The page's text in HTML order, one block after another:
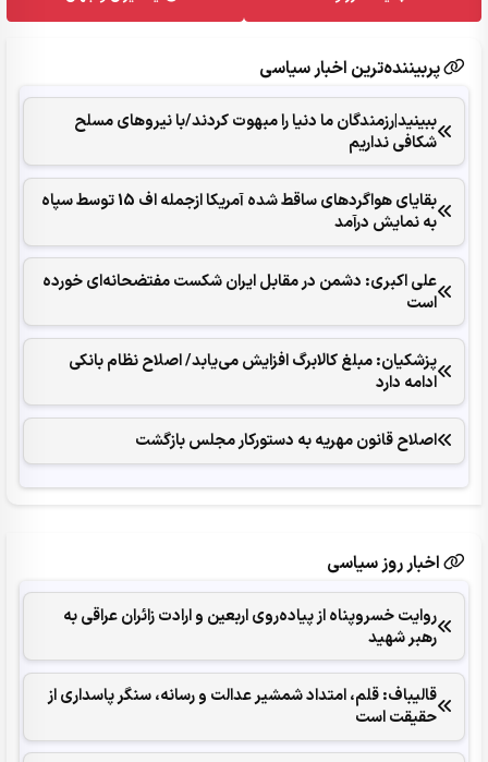
پربیننده‌ترین اخبار سیاسی
ببینید|رزمندگان ما دنیا را مبهوت کردند/با نیروهای مسلح
شکافی نداریم
بقایای هواگردهای ساقط شده آمریکا ازجمله اف 15 توسط سپاه
به نمایش درآمد
علی اکبری: دشمن در مقابل ایران شکست مفتضحانه‌ای خورده
است
پزشکیان: مبلغ کالابرگ افزایش می‌یابد/ اصلاح نظام بانکی
ادامه دارد
اصلاح قانون مهریه به دستورکار مجلس بازگشت
اخبار روز سیاسی
روایت خسروپناه از پیاده‌روی اربعین و ارادت زائران عراقی به
رهبر شهید
قالیباف: قلم، امتداد شمشیر عدالت و رسانه، سنگر پاسداری از
حقیقت است